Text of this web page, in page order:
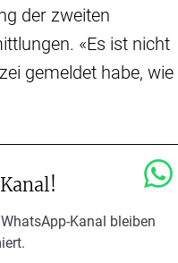
der zweiten
«Es ist nicht
gemeldet habe, wie
Kanal bleiben